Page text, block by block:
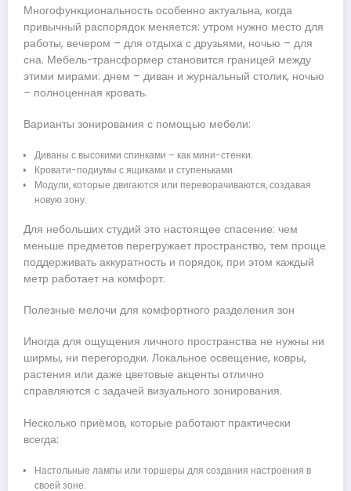
Многофункциональность особенно актуальна, когда
привычный распорядок меняется: утром нужно место для
работы, вечером – для отдыха с друзьями, ночью – для
сна. Мебель-трансформер становится границей между
этими мирами: днем – диван и журнальный столик, ночью
– полноценная кровать.
Варианты зонирования с помощью мебели:
Диваны с высокими спинками – как мини-стенки.
Кровати-подиумы с ящиками и ступеньками.
Модули, которые двигаются или переворачиваются, создавая
новую зону.
Для небольших студий это настоящее спасение: чем
меньше предметов перегружает пространство, тем проще
поддерживать аккуратность и порядок, при этом каждый
метр работает на комфорт.
Полезные мелочи для комфортного разделения зон
Иногда для ощущения личного пространства не нужны ни
ширмы, ни перегородки. Локальное освещение, ковры,
растения или даже цветовые акценты отлично
справляются с задачей визуального зонирования.
Несколько приёмов, которые работают практически
всегда:
Настольные лампы или торшеры для создания настроения в
своей зоне.